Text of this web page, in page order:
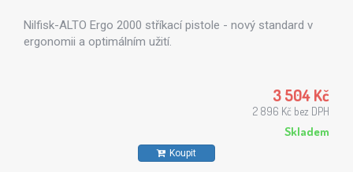
Nilfisk-ALTO Ergo 2000 stříkací pistole - nový standard v
ergonomii a optimálním užití.
3 504 Kč
2 896 Kč bez DPH
Skladem
Koupit